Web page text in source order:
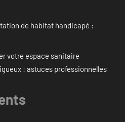
de habitat handicapé :
votre espace sanitaire
: astuces professionnelles